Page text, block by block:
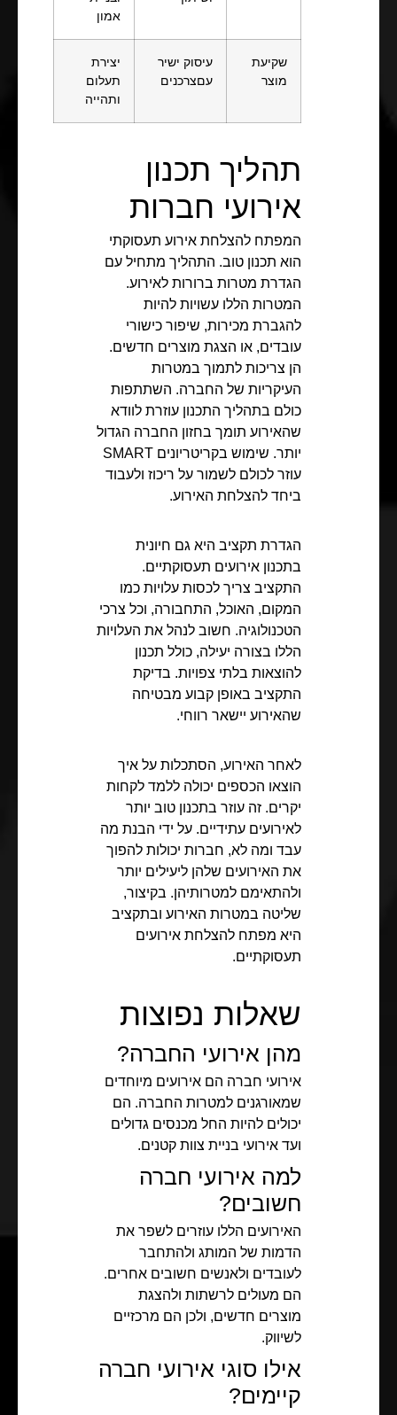
אמון
שקיעת
מוצר
עיסוק ישיר
עםצרכנים
יצירת
תעלום
ותהייה
תהליך תכנון
אירועי חברות
המפתח להצלחת אירוע תעסוקתי
הוא תכנון טוב. התהליך מתחיל עם
הגדרת מטרות ברורות לאירוע.
המטרות הללו עשויות להיות
להגברת מכירות, שיפור כישורי
עובדים, או הצגת מוצרים חדשים.
הן צריכות לתמוך במטרות
העיקריות של החברה. השתתפות
כולם בתהליך התכנון עוזרת לוודא
שהאירוע תומך בחזון החברה הגדול
יותר. שימוש בקריטריונים SMART
עוזר לכולם לשמור על ריכוז ולעבוד
ביחד להצלחת האירוע.
הגדרת תקציב היא גם חיונית
בתכנון אירועים תעסוקתיים.
התקציב צריך לכסות עלויות כמו
המקום, האוכל, התחבורה, וכל צרכי
הטכנולוגיה. חשוב לנהל את העלויות
הללו בצורה יעילה, כולל תכנון
להוצאות בלתי צפויות. בדיקת
התקציב באופן קבוע מבטיחה
שהאירוע יישאר רווחי.
לאחר האירוע, הסתכלות על איך
הוצאו הכספים יכולה ללמד לקחות
יקרים. זה עוזר בתכנון טוב יותר
לאירועים עתידיים. על ידי הבנת מה
עבד ומה לא, חברות יכולות להפוך
את האירועים שלהן ליעילים יותר
ולהתאימם למטרותיהן. בקיצור,
שליטה במטרות האירוע ובתקציב
היא מפתח להצלחת אירועים
תעסוקתיים.
שאלות נפוצות
מהן אירועי החברה?
אירועי חברה הם אירועים מיוחדים
שמאורגנים למטרות החברה. הם
יכולים להיות החל מכנסים גדולים
ועד אירועי בניית צוות קטנים.
למה אירועי חברה
חשובים?
האירועים הללו עוזרים לשפר את
הדמות של המותג ולהתחבר
לעובדים ולאנשים חשובים אחרים.
הם מעולים לרשתות ולהצגת
מוצרים חדשים, ולכן הם מרכזיים
לשיווק.
אילו סוגי אירועי חברה
קיימים?